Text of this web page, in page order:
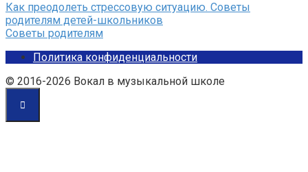
Как преодолеть стрессовую ситуацию. Советы
родителям детей-школьников
Советы родителям
Политика конфиденциальности
© 2016-2026 Вокал в музыкальной школе